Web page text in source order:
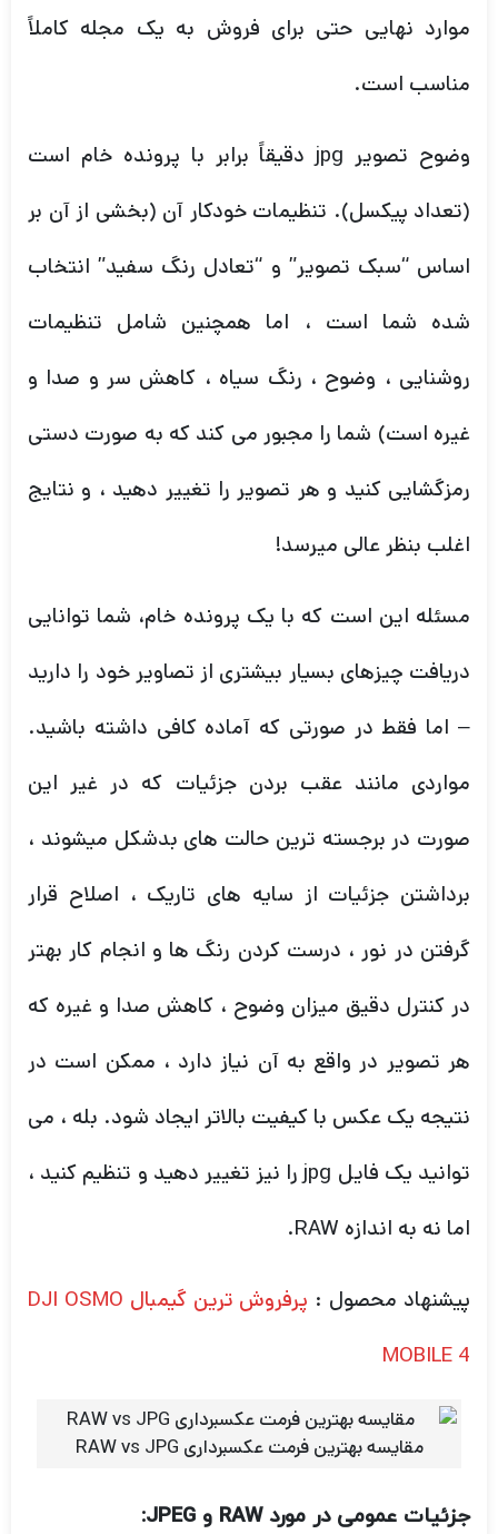
موارد نهایی حتی برای فروش به یک مجله کاملاً
مناسب است.
وضوح تصویر jpg دقیقاً برابر با پرونده خام است
(تعداد پیکسل). تنظیمات خودکار آن (بخشی از آن بر
اساس “سبک تصویر” و “تعادل رنگ سفید” انتخاب
شده شما است ، اما همچنین شامل تنظیمات
روشنایی ، وضوح ، رنگ سیاه ، کاهش سر و صدا و
غیره است) شما را مجبور می کند که به صورت دستی
رمزگشایی کنید و هر تصویر را تغییر دهید ، و نتایج
اغلب بنظر عالی میرسد!
مسئله این است که با یک پرونده خام، شما توانایی
دریافت چیزهای بسیار بیشتری از تصاویر خود را دارید
– اما فقط در صورتی که آماده کافی داشته باشید.
مواردی مانند عقب بردن جزئیات که در غیر این
صورت در برجسته ترین حالت های بدشکل میشوند ،
برداشتن جزئیات از سایه های تاریک ، اصلاح قرار
گرفتن در نور ، درست کردن رنگ ها و انجام کار بهتر
در کنترل دقیق میزان وضوح ، کاهش صدا و غیره که
هر تصویر در واقع به آن نیاز دارد ، ممکن است در
نتیجه یک عکس با کیفیت بالاتر ایجاد شود. بله ، می
توانید یک فایل jpg را
نیز تغییر دهید و تنظیم کنید ،
اما نه به اندازه RAW.
پیشنهاد محصول :
پرفروش ترین گیمبال DJI OSMO
MOBILE 4
مقایسه بهترین فرمت عکسبرداری RAW vs JPG
جزئیات عمومی در مورد RAW و JPEG: